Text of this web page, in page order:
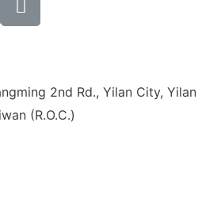
2nd Rd., Yilan City, Yilan
(R.O.C.)